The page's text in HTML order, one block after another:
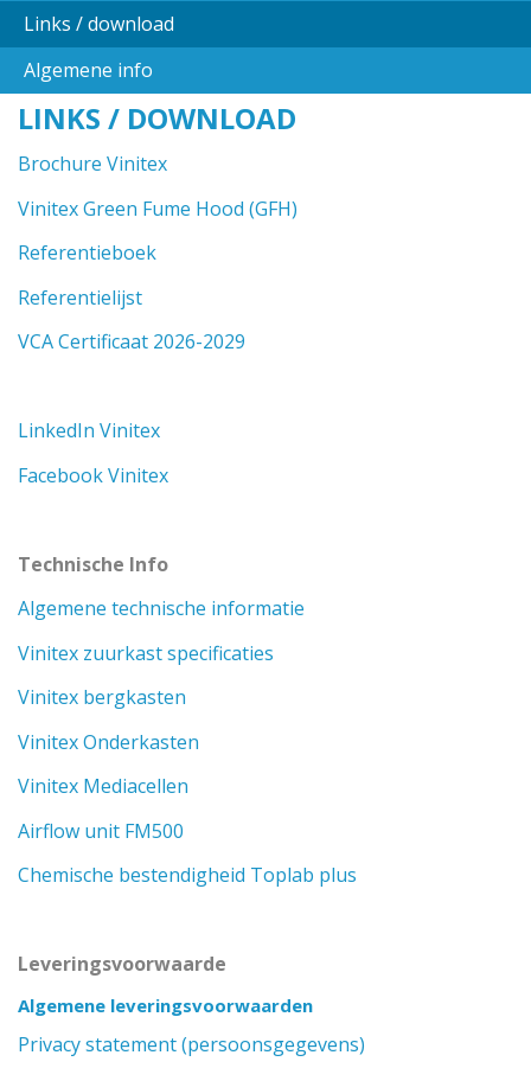
Links / download
Algemene info
LINKS / DOWNLOAD
Brochure Vinitex
Vinitex Green Fume Hood (GFH)
Referentieboek
Referentielijst
VCA Certificaat 2026-2029
LinkedIn Vinitex
Facebook Vinitex
Technische Info
Algemene technische informatie
Vinitex zuurkast specificaties
Vinitex bergkasten
Vinitex Onderkasten
Vinitex Mediacellen
Airflow unit FM500
Chemische bestendigheid Toplab plus
Leveringsvoorwaarde
Algemene leveringsvoorwaarden
Privacy statement (persoonsgegevens)